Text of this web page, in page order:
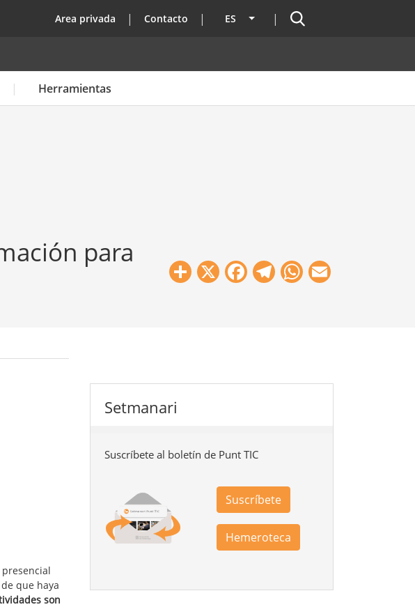
top
Area privada Contacto ES Lista adicional de acciones
Buscador
Herramientas
para
Share
X Facebook
Telegram
WhatsApp
que haya
son
Setmanari
Suscríbete al boletín de Punt TIC
Suscríbete
Hemeroteca